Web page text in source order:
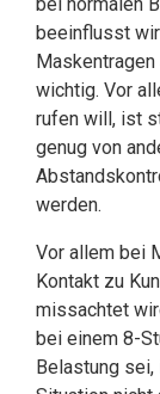
bei normalen
beeinflusst
wichtig. Vor
rufen will, ist
genug von
werden.
Vor allem bei
Kontakt zu
missachtet
bei einem 8-
Belastung